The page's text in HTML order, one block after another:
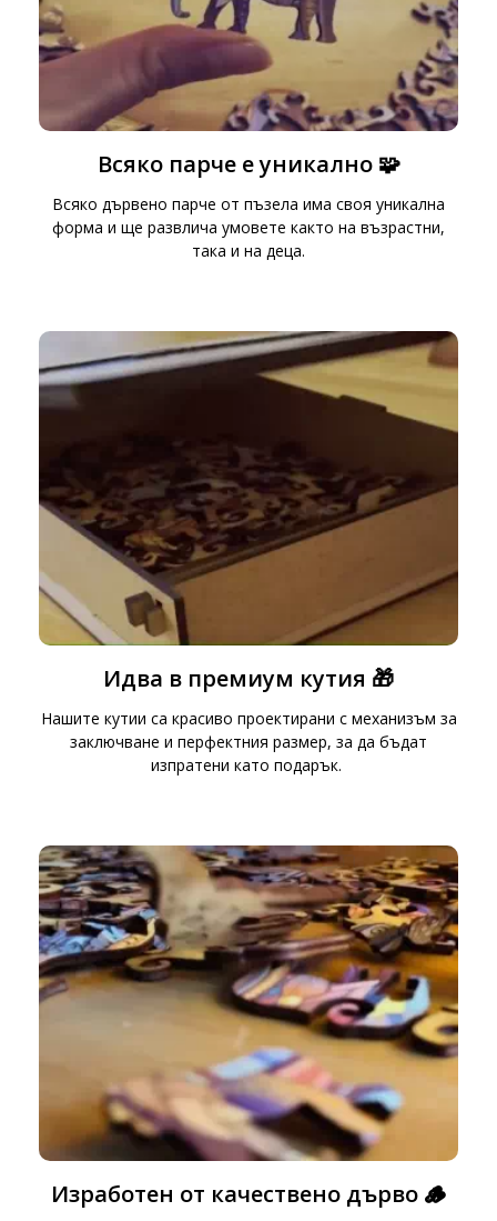
Всяко парче е уникално 🧩
Всяко дървено парче от пъзела има своя уникална
форма и ще развлича умовете както на възрастни,
така и на деца.
Идва в премиум кутия 🎁
Нашите кутии са красиво проектирани с механизъм за
заключване и перфектния размер, за да бъдат
изпратени като подарък.
Изработен от качествено дърво 🪵